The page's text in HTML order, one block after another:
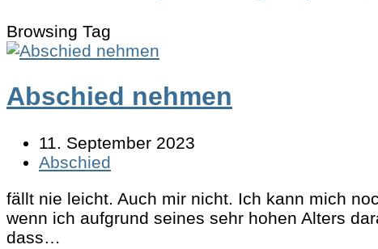
Browsing Tag
Abschied nehmen
11. September 2023
Abschied
fällt nie leicht. Auch mir nicht. Ich kann mich
wenn ich aufgrund seines sehr hohen Alters
dass…